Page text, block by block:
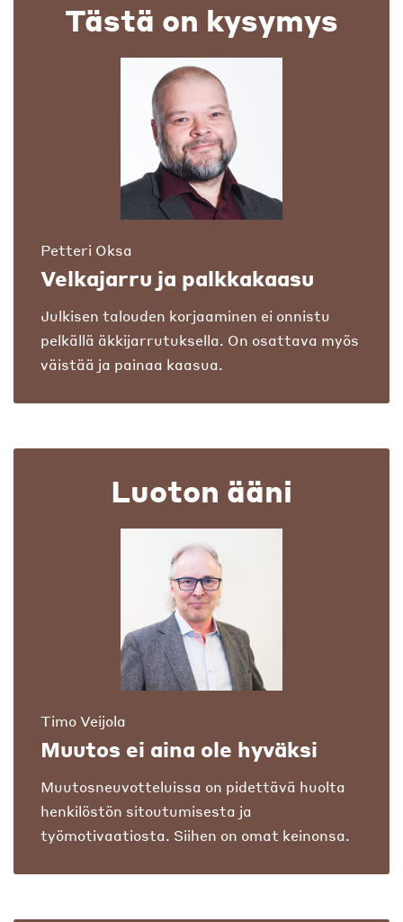
Tästä on kysymys
Petteri Oksa
Velkajarru ja palkkakaasu
Julkisen talouden korjaaminen ei onnistu
pelkällä äkkijarrutuksella. On osattava myös
väistää ja painaa kaasua.
Luoton ääni
Timo Veijola
Muutos ei aina ole hyväksi
Muutosneuvotteluissa on pidettävä huolta
henkilöstön sitoutumisesta ja
työmotivaatiosta. Siihen on omat keinonsa.